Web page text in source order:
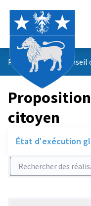
Propositions du conseil
citoyen
État d'exécution
Rechercher des